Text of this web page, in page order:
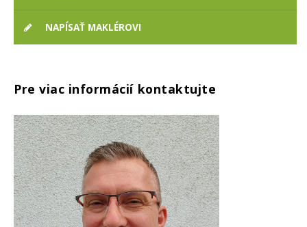
NAPÍSAŤ MAKLÉROVI
Pre viac informácií kontaktujte